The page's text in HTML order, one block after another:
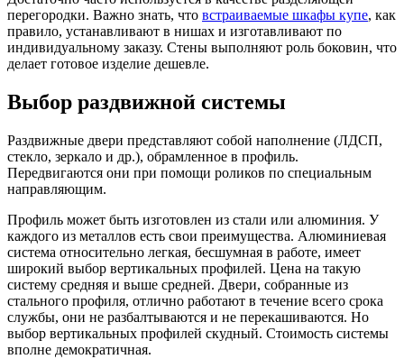
перегородки. Важно знать, что встраиваемые шкафы купе, как
правило, устанавливают в нишах и изготавливают по
индивидуальному заказу. Стены выполняют роль боковин, что
делает готовое изделие дешевле.
Выбор раздвижной системы
Раздвижные двери представляют собой наполнение (ЛДСП,
стекло, зеркало и др.), обрамленное в профиль.
Передвигаются они при помощи роликов по специальным
направляющим.
Профиль может быть изготовлен из стали или алюминия. У
каждого из металлов есть свои преимущества. Алюминиевая
система относительно легкая, бесшумная в работе, имеет
широкий выбор вертикальных профилей. Цена на такую
систему средняя и выше средней. Двери, собранные из
стального профиля, отлично работают в течение всего срока
службы, они не разбалтываются и не перекашиваются. Но
выбор вертикальных профилей скудный. Стоимость системы
вполне демократичная.